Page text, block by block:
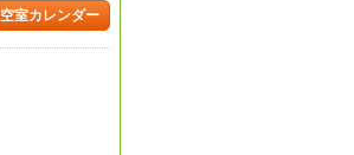
空室カレンダー